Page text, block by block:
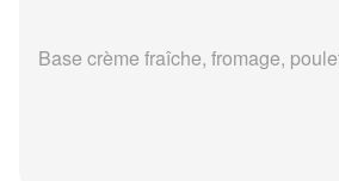
Base crème fraîche, fromage,